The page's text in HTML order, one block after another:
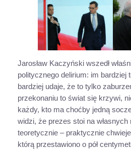
Jarosław Kaczyński wszedł
politycznego delirium: im bardziej
bardziej udaje, że to tylko
przekonaniu to świat się krzywi,
każdy, kto ma choćby jedną
widzi, że prezes stoi na własnych
teoretycznie – praktycznie
którą przestawiono o pół